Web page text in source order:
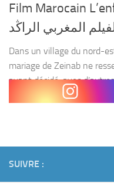
Film Marocain
المغربي الراڭد
Dans un village du nord-
mariage de Zeinab ne
ayant décidé, avec
pour l’Espagne dans la...
SUIVRE :